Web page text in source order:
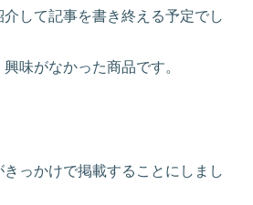
して記事を書き終える予定でし
味がなかった商品です。
っかけで掲載することにしまし